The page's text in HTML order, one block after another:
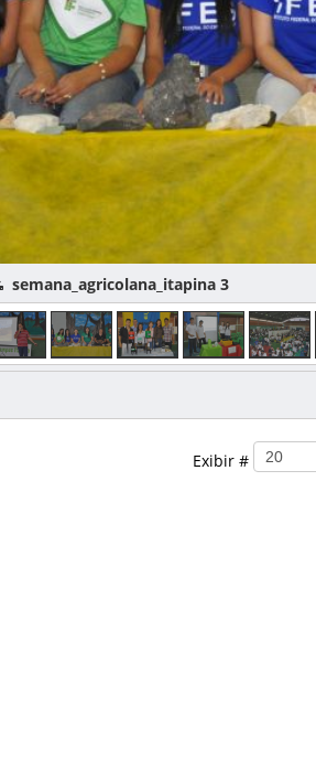
semana_agricolana_itapina 3
Exibir #